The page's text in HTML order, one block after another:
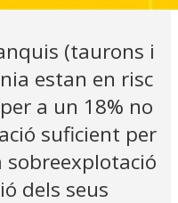
(taurons i
estan en risc
a un 18% no
suficient per
sobreexplotació
dels seus